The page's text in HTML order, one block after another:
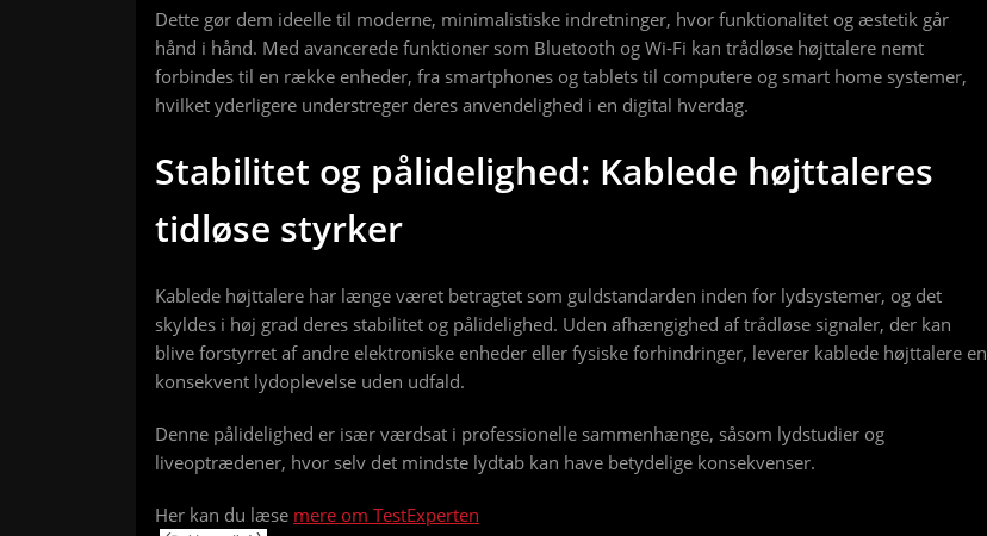
Dette gør dem ideelle til moderne, minimalistiske indretninger, hvor funktionalitet og æstetik går
hånd i hånd. Med avancerede funktioner som Bluetooth og Wi-Fi kan trådløse højttalere nemt
forbindes til en række enheder, fra smartphones og tablets til computere og smart home systemer,
hvilket yderligere understreger deres anvendelighed i en digital hverdag.
Stabilitet og pålidelighed: Kablede højttaleres
tidløse styrker
Kablede højttalere har længe været betragtet som guldstandarden inden for lydsystemer, og det
skyldes i høj grad deres stabilitet og pålidelighed. Uden afhængighed af trådløse signaler, der kan
blive forstyrret af andre elektroniske enheder eller fysiske forhindringer, leverer kablede højttalere en
konsekvent lydoplevelse uden udfald.
Denne pålidelighed er især værdsat i professionelle sammenhænge, såsom lydstudier og
liveoptrædener, hvor selv det mindste lydtab kan have betydelige konsekvenser.
Her kan du læse mere om TestExperten